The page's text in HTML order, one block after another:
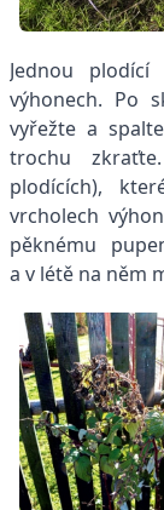
Jednou plodící
výhonech. Po
vyřežte a
trochu
plodících),
vrcholech
pěknému
a v létě na něm